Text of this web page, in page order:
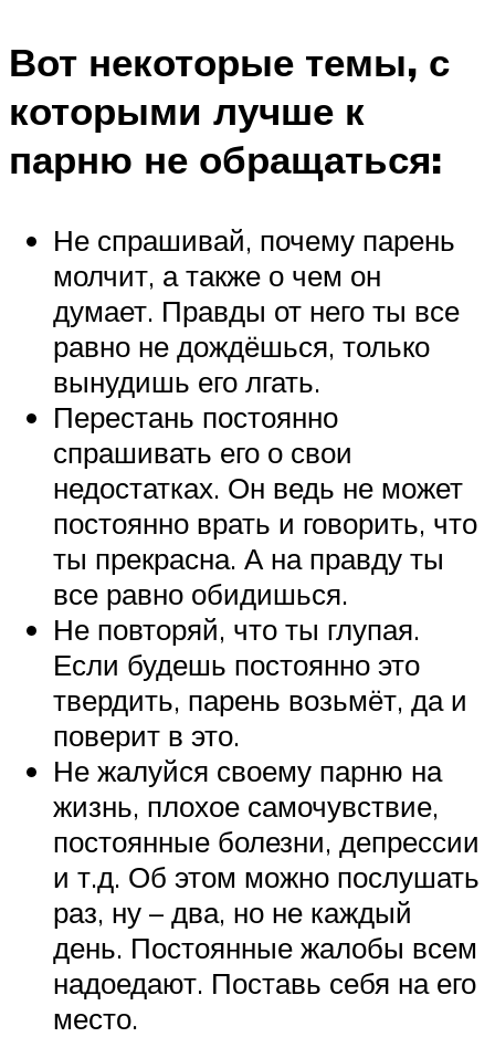
Вот некоторые темы, с
которыми лучше к
парню не обращаться:
Не спрашивай, почему парень
молчит, а также о чем он
думает. Правды от него ты все
равно не дождёшься, только
вынудишь его лгать.
Перестань постоянно
спрашивать его о свои
недостатках. Он ведь не может
постоянно врать и говорить, что
ты прекрасна. А на правду ты
все равно обидишься.
Не повторяй, что ты глупая.
Если будешь постоянно это
твердить, парень возьмёт, да и
поверит в это.
Не жалуйся своему парню на
жизнь, плохое самочувствие,
постоянные болезни, депрессии
и т.д. Об этом можно послушать
раз, ну – два, но не каждый
день. Постоянные жалобы всем
надоедают. Поставь себя на его
место.